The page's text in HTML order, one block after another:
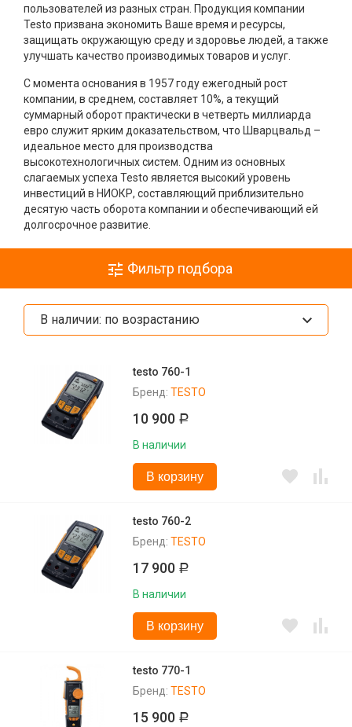
пользователей из разных стран. Продукция компании
Testo призвана экономить Ваше время и ресурсы,
защищать окружающую среду и здоровье людей, а также
улучшать качество производимых товаров и услуг.
С момента основания в 1957 году ежегодный рост
компании, в среднем, составляет 10%, а текущий
суммарный оборот практически в четверть миллиарда
евро служит ярким доказательством, что Шварцвальд –
идеальное место для производства
высокотехнологичных систем. Одним из основных
слагаемых успеха Testo является высокий уровень
инвестиций в НИОКР, составляющий приблизительно
десятую часть оборота компании и обеспечивающий ей
долгосрочное развитие.
Фильтр подбора
В наличии: по возрастанию
testo 760-1
Бренд: TESTO
10 900 Р
В наличии
В корзину
testo 760-2
Бренд: TESTO
17 900 Р
В наличии
В корзину
testo 770-1
Бренд: TESTO
15 900 Р